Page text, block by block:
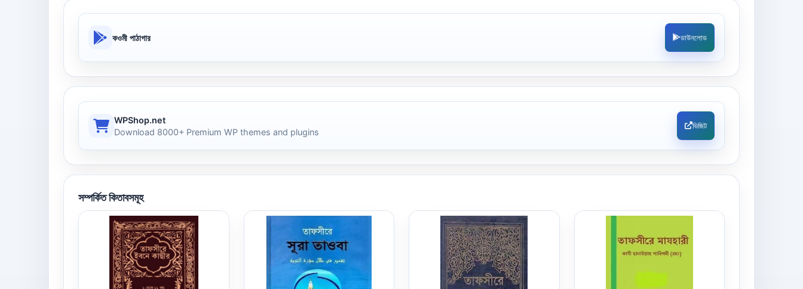
কওমী পাঠাগার ডাউনলোড
WPShop.net
Download 8000+ Premium WP themes and plugins
ভিজিট
সম্পর্কিত কিতাবসমূহ